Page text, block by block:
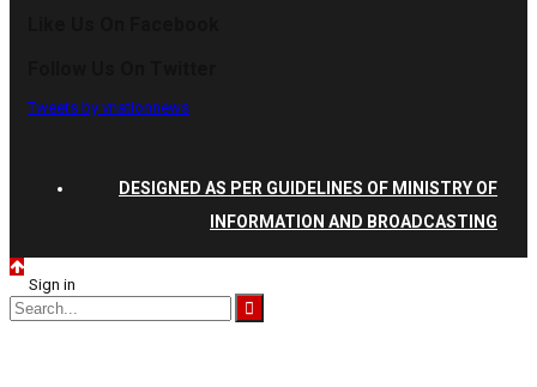
Tweets by vnationnews
DESIGNED AS PER GUIDELINES OF MINISTRY OF
INFORMATION AND BROADCASTING
Sign in